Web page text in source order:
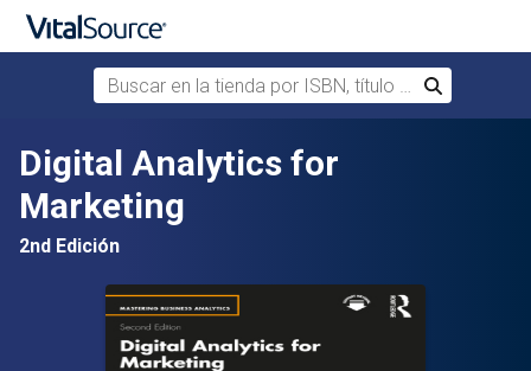
Saltar al contenido principal
Buscar en la tienda por ISBN, título o autor
Buscar
Digital Analytics for
Marketing
2nd Edición